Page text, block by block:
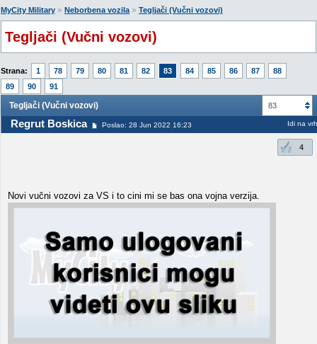
MyCity Military » Neborbena vozila» Tegljači (Vučni vozovi)
Tegljači (Vučni vozovi)
Strana: 1 78 79 80 81 82 83 84 85 86 87
88
89
90 91
83
Tegljači (Vučni vozovi)
Regrut Boskica Poslao: 28 Jun 2022 16:23 Idi na vrh
4
Novi vučni vozovi za VS i to cini mi se bas ona vojna verzija.